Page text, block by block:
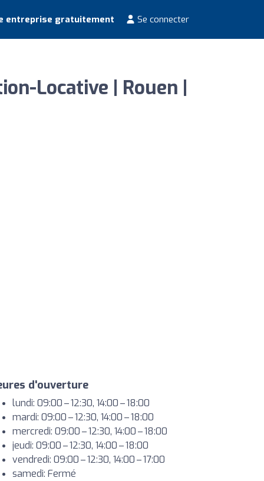
entreprise gratuitement Se connecter
Locative | Rouen |
d'ouverture
lundi: 09:00 – 12:30, 14:00 – 18:00
mardi: 09:00 – 12:30, 14:00 – 18:00
mercredi: 09:00 – 12:30, 14:00 – 18:00
jeudi: 09:00 – 12:30, 14:00 – 18:00
vendredi: 09:00 – 12:30, 14:00 – 17:00
samedi: Fermé